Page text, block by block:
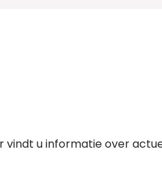
vindt u informatie over